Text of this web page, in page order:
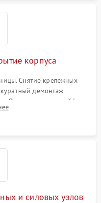
корпуса
Снятие крепежных
демонтаж
Отсоединение шлейфов
платам, катушкам
и силовых узлов